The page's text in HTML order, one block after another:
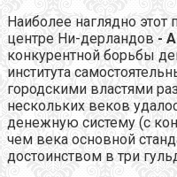
Наиболее наглядно этот
центре Ни-дерландов -
конкурентной борьбы
института
городскими властями
нескольких веков
денежную систему (с
чем века основной
достоинством в три